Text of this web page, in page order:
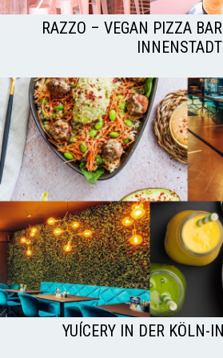
RAZZO – VEGAN PIZZA
INNENSTADT
YUÍCERY IN DER KÖLN-